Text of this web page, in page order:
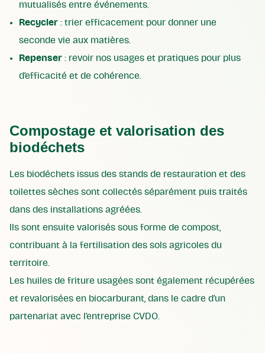
mutualisés entre événements.
Recycler : trier efficacement pour donner une
seconde vie aux matières.
Repenser : revoir nos usages et pratiques pour plus
d’efficacité et de cohérence.
Compostage et valorisation des
biodéchets
Les biodéchets issus des stands de restauration et des
toilettes sèches sont collectés séparément puis traités
dans des installations agréées.
Ils sont ensuite valorisés sous forme de compost,
contribuant à la fertilisation des sols agricoles du
territoire.
Les huiles de friture usagées sont également récupérées
et revalorisées en biocarburant, dans le cadre d’un
partenariat avec l’entreprise CVDO.